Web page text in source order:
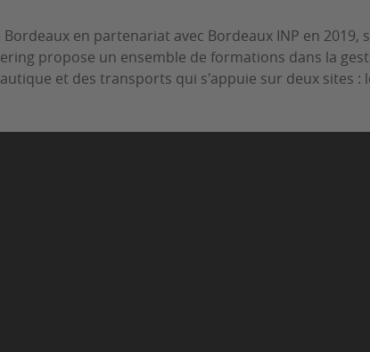
en partenariat avec Bordeaux INP en 2019,
propose un ensemble de formations dans la
et des transports qui s'appuie sur deux sites :